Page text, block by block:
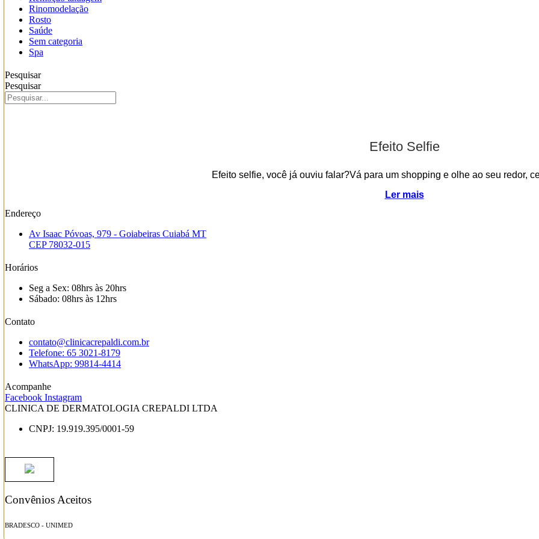
Rinomodelação
Rosto
Saúde
Sem categoria
Spa
Pesquisar
Pesquisar
Efeito Selfie
Efeito selfie, você já ouviu falar?Vá para um shopping e olhe ao seu redor,
Ler mais
Endereço
Av Isaac Póvoas, 979 - Goiabeiras Cuiabá MT
CEP 78032-015
Horários
Seg a Sex: 08hrs às 20hrs
Sábado: 08hrs às 12hrs
Contato
contato@clinicacrepaldi.com.br
Telefone: 65 3021-8179
WhatsApp: 99814-4414
Acompanhe
Facebook Instagram
CLINICA DE DERMATOLOGIA CREPALDI LTDA
CNPJ: 19.919.395/0001-59
Convênios Aceitos
BRADESCO - UNIMED